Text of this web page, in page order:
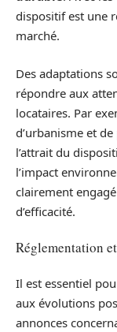
dispositif est une
marché.
Des adaptations
répondre aux
locataires. Par
d’urbanisme et
l’attrait du
l’impact
clairement
d’efficacité.
Réglementation
Il est essentiel
aux évolutions
annonces